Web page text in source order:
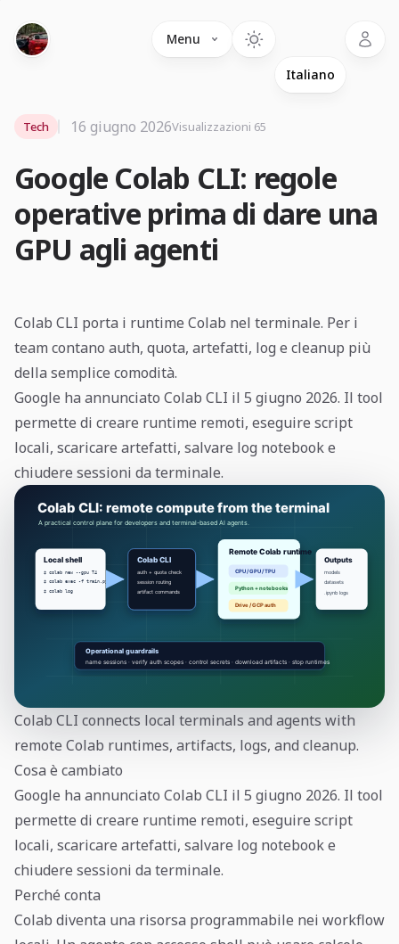
Menu
Google Colab CLI: regole
operative prima di dare una
GPU agli agenti
Tech 16 giugno 2026Visualizzazioni 65
Colab CLI porta i runtime Colab nel terminale. Per i
team contano auth, quota, artefatti, log e cleanup più
della semplice comodità.
Google ha annunciato Colab CLI il 5 giugno 2026. Il tool
permette di creare runtime remoti, eseguire script
locali, scaricare artefatti, salvare log notebook e
chiudere sessioni da terminale.
Colab CLI connects local terminals and agents with
remote Colab runtimes, artifacts, logs, and cleanup.
Cosa è cambiato
Google ha annunciato Colab CLI il 5 giugno 2026. Il tool
permette di creare runtime remoti, eseguire script
locali, scaricare artefatti, salvare log notebook e
chiudere sessioni da terminale.
Perché conta
Colab diventa una risorsa programmabile nei workflow